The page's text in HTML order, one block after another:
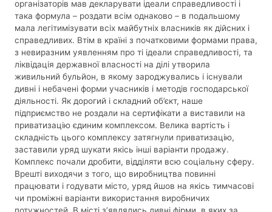
організаторів мав декларувати ідеали справедливості і
така формула – роздати всім однаково – в подальшому
мала легітимізувати всіх майбутніх власників як дійсних і
справедливих. Втім в країні з початковими формами права,
з невиразним уявленням про ті ідеали справедливості, та
ліквідація державної власності на ділі утворила
живильний бульйон, в якому зароджувались і існували
дивні і небачені форми учасників і методів господарської
діяльності. Як дорогий і складний об’єкт, наше
підприємство не роздали на сертифікати а виставили на
приватизацію єдиним комплексом. Велика вартість і
складність цього комплексу затягнули приватизацію,
заставили уряд шукати якісь інші варіанти продажу.
Комплекс почали дробити, відділяти всю соціальну сферу.
Врешті виходячи з того, що виробництва повинні
працювати і годувати місто, уряд йшов на якісь тимчасові
чи проміжні варіанти використання виробничих